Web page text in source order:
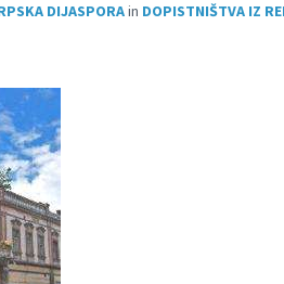
DIJASPORAin DOPISTNIŠTVA IZ